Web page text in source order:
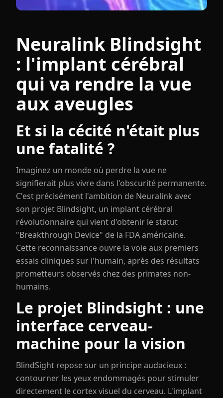
Neuralink Blindsight
: l'implant cérébral
qui va rendre la vue
aux aveugles
Et si la cécité n'était plus
une fatalité ?
Imaginez un monde où perdre la vue ne
signifierait plus vivre dans l'obscurité permanente.
C'est précisément l'ambition de Neuralink avec
son projet Blindsight, un implant cérébral
révolutionnaire qui vient d'obtenir le statut
"Breakthrough Device" de la FDA américaine.
Cette reconnaissance ouvre la voie aux premiers
essais cliniques sur l'humain, après des résultats
prometteurs observés chez des primates non-
humains.
Le projet Blindsight : une
interface cerveau-
machine pour la vision
BlindSight repose sur un principe audacieux :
contourner les yeux endommagés pour stimuler
directement le cortex visuel du cerveau. L'implant